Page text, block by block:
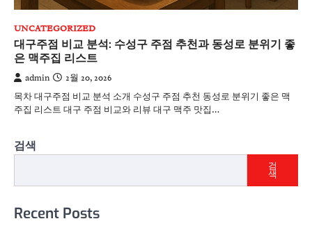
UNCATEGORIZED
대구주점 비교 분석: 수성구 주점 추천과 동성로 분위기 좋
은 맥주집 리스트
admin
2월 20, 2026
목차 대구주점 비교 분석 소개 수성구 주점 추천 동성로 분위기 좋은 맥
주집 리스트 대구 주점 비교와 리뷰 대구 맥주 맛집…
검색
검
색
Recent Posts